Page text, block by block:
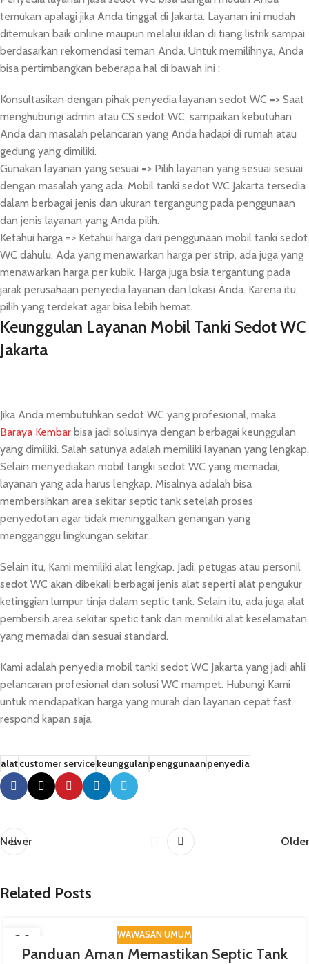
temukan apalagi jika Anda tinggal di Jakarta. Layanan ini mudah
ditemukan baik online maupun melalui iklan di tiang listrik sampai
berdasarkan rekomendasi teman Anda. Untuk memilihnya, Anda
bisa pertimbangkan beberapa hal di bawah ini :
Konsultasikan dengan pihak penyedia layanan sedot WC => Saat
menghubungi admin atau CS sedot WC, sampaikan kebutuhan
Anda dan masalah pelancaran yang Anda hadapi di rumah atau
gedung yang dimiliki.
Gunakan layanan yang sesuai => Pilih layanan yang sesuai sesuai
dengan masalah yang ada. Mobil tanki sedot WC Jakarta tersedia
dalam berbagai jenis dan ukuran tergangung pada penggunaan
dan jenis layanan yang Anda pilih.
Ketahui harga => Ketahui harga dari penggunaan mobil tanki sedot
WC dahulu. Ada yang menawarkan harga per strip, ada juga yang
menawarkan harga per kubik. Harga juga bsia tergantung pada
jarak perusahaan penyedia layanan dan lokasi Anda. Karena itu,
pilih yang terdekat agar bisa lebih hemat.
Keunggulan Layanan Mobil Tanki Sedot WC
Jakarta
Jika Anda membutuhkan sedot WC yang profesional, maka
Baraya Kembar bisa jadi solusinya dengan berbagai keunggulan
yang dimiliki. Salah satunya adalah memiliki layanan yang lengkap.
Selain menyediakan mobil tangki sedot WC yang memadai,
layanan yang ada harus lengkap. Misalnya adalah bisa
membersihkan area sekitar septic tank setelah proses
penyedotan agar tidak meninggalkan genangan yang
mengganggu lingkungan sekitar.
Selain itu, Kami memiliki alat lengkap. Jadi, petugas atau personil
sedot WC akan dibekali berbagai jenis alat seperti alat pengukur
ketinggian lumpur tinja dalam septic tank. Selain itu, ada juga alat
pembersih area sekitar spetic tank dan memiliki alat keselamatan
yang memadai dan sesuai standard.
Kami adalah penyedia mobil tanki sedot WC Jakarta yang jadi ahli
pelancaran profesional dan solusi WC mampet. Hubungi Kami
untuk mendapatkan harga yang murah dan layanan cepat fast
respond kapan saja.
alatcustomer servicekeunggulanpenggunaanpenyedia
Newer Older
Related Posts
09
SEP
WAWASAN UMUM
Panduan Aman Memastikan Septic Tank